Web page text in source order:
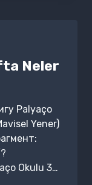
Neler
Palyaço
Yener)
Okulu 3…